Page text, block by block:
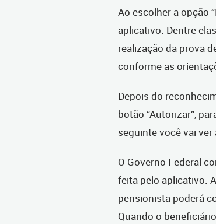
Ao escolher a opção
aplicativo. Dentre
realização da prova
conforme as
Depois do
botão “Autorizar”,
seguinte você vai ver
O Governo Federal
feita pelo aplicativo.
pensionista poderá
Quando o